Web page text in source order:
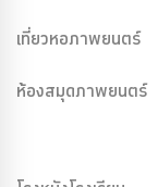
เที่ยวหอภาพยนตร์
ห้องสมุดภาพยนตร์